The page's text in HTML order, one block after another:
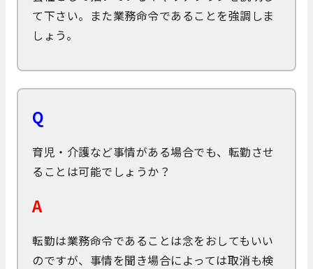
て下さい。また業務命令であることを強調しま
しょう。
Q
育児・介護など事情がある場合でも、転勤させ
ることは可能でしょうか？
A
転勤は業務命令であることは念をおしてもいい
のですが、事情を聞き場合によっては取消も検